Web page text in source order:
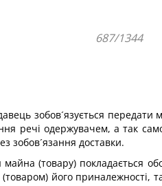
687/1344
зобов´язується
речі одержувачем, а так
зобов´язання доставки.
(товару) покладається
його приналежності,